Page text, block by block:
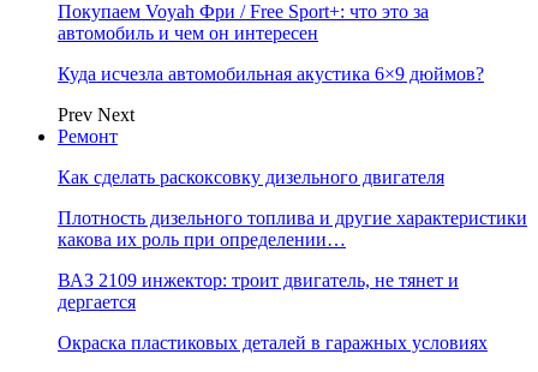
Покупаем Voyah Фри / Free Sport+: что это за
автомобиль и чем он интересен
Куда исчезла автомобильная акустика 6×9 дюймов?
Prev Next
Ремонт
Как сделать раскоксовку дизельного двигателя
Плотность дизельного топлива и другие характеристики
какова их роль при определении…
ВАЗ 2109 инжектор: троит двигатель, не тянет и
дергается
Окраска пластиковых деталей в гаражных условиях